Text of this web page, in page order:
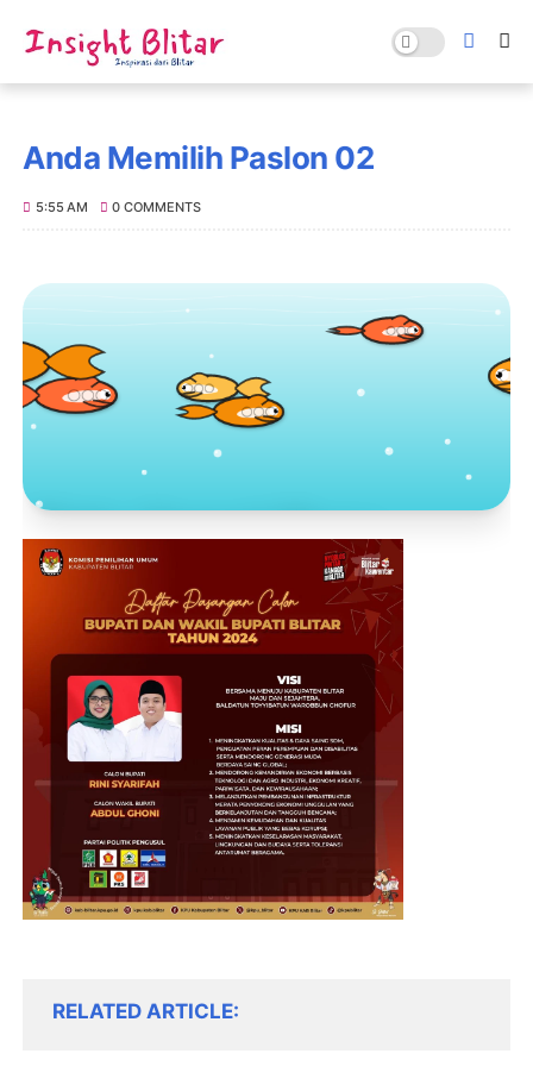
Anda Memilih Paslon 02
5:55 AM 0 COMMENTS
Toko Jurnal Rasa
KLIK / SENTUH UNTUK MENGUNJUNGI
RELATED ARTICLE